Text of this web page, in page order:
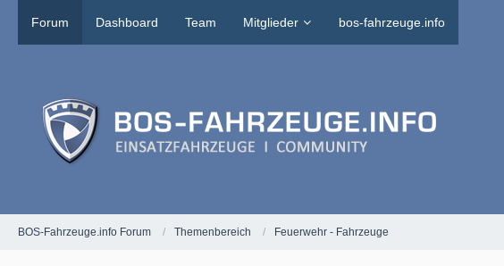
Forum Dashboard Team Mitglieder bos-fahrzeuge.info
BOS-Fahrzeuge.info Forum Themenbereich Feuerwehr - Fahrzeuge